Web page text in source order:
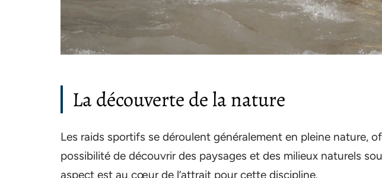
La découverte de la nature
Les raids sportifs se déroulent généralement en pleine nature,
possibilité de découvrir des paysages et des milieux naturels
aspect est au cœur de l’attrait pour cette discipline.